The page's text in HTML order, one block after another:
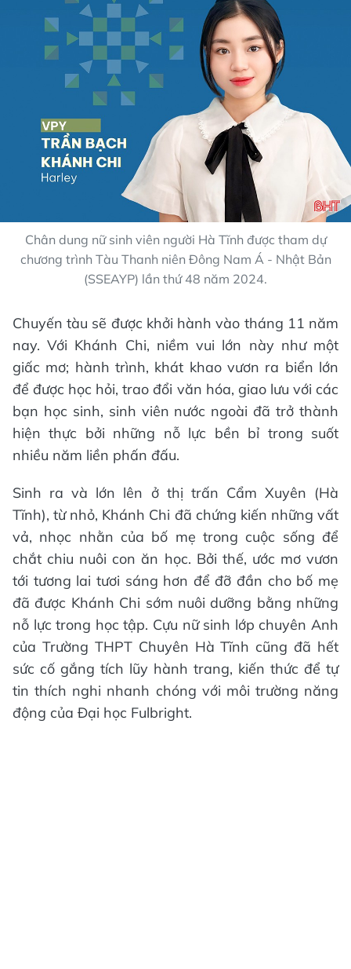
Chân dung nữ sinh viên người Hà Tĩnh được tham dự
chương trình Tàu Thanh niên Đông Nam Á - Nhật Bản
(SSEAYP) lần thứ 48 năm 2024.
Chuyến tàu sẽ được khởi hành vào tháng 11 năm
nay. Với Khánh Chi, niềm vui lớn này như một
giấc mơ; hành trình, khát khao vươn ra biển lớn
để được học hỏi, trao đổi văn hóa, giao lưu với các
bạn học sinh, sinh viên nước ngoài đã trở thành
hiện thực bởi những nỗ lực bền bỉ trong suốt
nhiều năm liền phấn đấu.
Sinh ra và lớn lên ở thị trấn Cẩm Xuyên (Hà
Tĩnh), từ nhỏ, Khánh Chi đã chứng kiến những vất
vả, nhọc nhằn của bố mẹ trong cuộc sống để
chắt chiu nuôi con ăn học. Bởi thế, ước mơ vươn
tới tương lai tươi sáng hơn để đỡ đần cho bố mẹ
đã được Khánh Chi sớm nuôi dưỡng bằng những
nỗ lực trong học tập. Cựu nữ sinh lớp chuyên Anh
của Trường THPT Chuyên Hà Tĩnh cũng đã hết
sức cố gắng tích lũy hành trang, kiến thức để tự
tin thích nghi nhanh chóng với môi trường năng
động của Đại học Fulbright.